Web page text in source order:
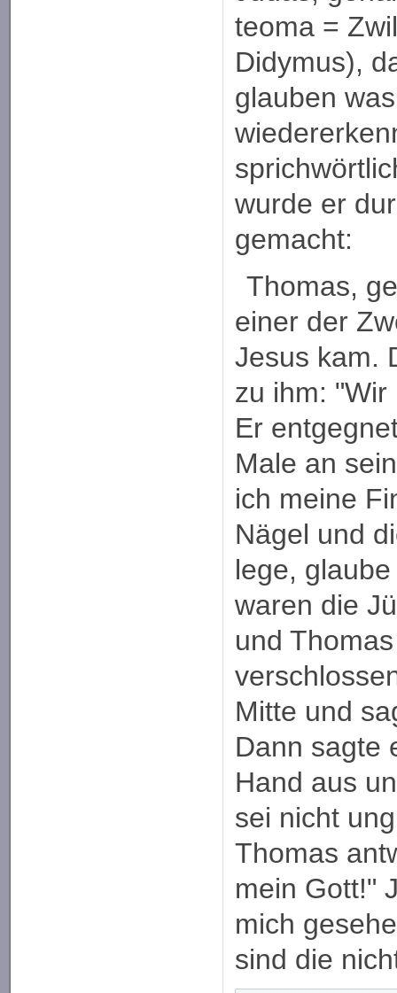
teoma =
Didymus),
glauben
wurde er
gemacht:
Thomas,
einer der
Jesus kam.
zu ihm:
Er
Male an
ich meine
Nägel und
lege,
waren die
und
Mitte und
Dann sagte
Hand aus
sei nicht
Thomas
mein Gott!"
mich
sind die